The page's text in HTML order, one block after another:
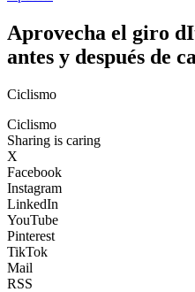
Aprovecha el giro
antes y después de
Ciclismo
Ciclismo
Sharing is caring
X
Facebook
Instagram
LinkedIn
YouTube
Pinterest
TikTok
Mail
RSS